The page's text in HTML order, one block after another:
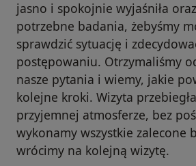
jasno i spokojnie wyjaśniła
potrzebne badania, żebyśmy
sprawdzić sytuację i
postępowaniu. Otrzymaliśmy
nasze pytania i wiemy, jakie
kolejne kroki. Wizyta
przyjemnej atmosferze, bez
wykonamy wszystkie zalecone
wrócimy na kolejną wizytę.